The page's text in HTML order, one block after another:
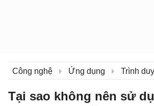
Công nghệ Ứng dụng Trình
Tại sao không nên sử